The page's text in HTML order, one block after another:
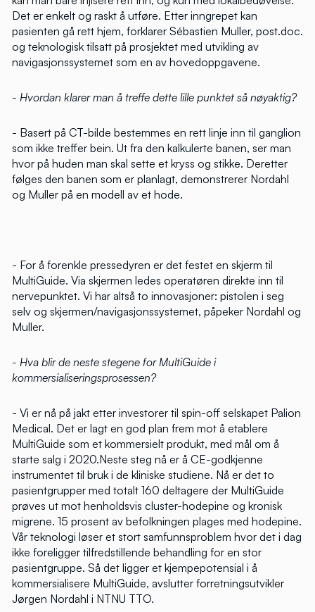
Det er enkelt og raskt å utføre. Etter inngrepet kan
pasienten gå rett hjem, forklarer Sébastien Muller, post.doc.
og teknologisk tilsatt på prosjektet med utvikling av
navigasjonssystemet som en av hovedoppgavene.
- Hvordan klarer man å treffe dette lille punktet så nøyaktig?
- Basert på CT-bilde bestemmes en rett linje inn til ganglion
som ikke treffer bein. Ut fra den kalkulerte banen, ser man
hvor på huden man skal sette et kryss og stikke. Deretter
følges den banen som er planlagt, demonstrerer Nordahl
og Muller på en modell av et hode.
- For å forenkle pressedyren er det festet en skjerm til
MultiGuide. Via skjermen ledes operatøren direkte inn til
nervepunktet. Vi har altså to innovasjoner: pistolen i seg
selv og skjermen/navigasjonssystemet, påpeker Nordahl og
Muller.
- Hva blir de neste stegene for MultiGuide i
kommersialiseringsprosessen?
- Vi er nå på jakt etter investorer til spin-off selskapet Palion
Medical. Det er lagt en god plan frem mot å etablere
MultiGuide som et kommersielt produkt, med mål om å
starte salg i 2020.Neste steg nå er å CE-godkjenne
instrumentet til bruk i de kliniske studiene. Nå er det to
pasientgrupper med totalt 160 deltagere der MultiGuide
prøves ut mot henholdsvis cluster-hodepine og kronisk
migrene. 15 prosent av befolkningen plages med hodepine.
Vår teknologi løser et stort samfunnsproblem hvor det i dag
ikke foreligger tilfredstillende behandling for en stor
pasientgruppe. Så det ligger et kjempepotensial i å
kommersialisere MultiGuide, avslutter forretningsutvikler
Jørgen Nordahl i NTNU TTO.